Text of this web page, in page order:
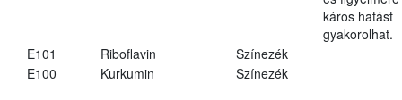
káros hatást
gyakorolhat.
E101
Riboflavin
Színezék
E100
Kurkumin Színezék